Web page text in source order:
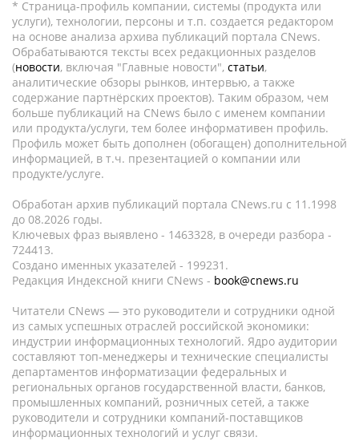
* Страница-профиль компании, системы (продукта или
услуги), технологии, персоны и т.п. создается редактором
на основе анализа архива публикаций портала CNews.
Обрабатываются тексты всех редакционных разделов
(новости, включая "Главные новости", статьи,
аналитические обзоры рынков, интервью, а также
содержание партнёрских проектов). Таким образом, чем
больше публикаций на CNews было с именем компании
или продукта/услуги, тем более информативен профиль.
Профиль может быть дополнен (обогащен) дополнительной
информацией, в т.ч. презентацией о компании или
продукте/услуге.
Обработан архив публикаций портала CNews.ru c 11.1998
до 08.2026 годы.
Ключевых фраз выявлено - 1463328, в очереди разбора -
724413.
Создано именных указателей - 199231.
Редакция Индексной книги CNews - book@cnews.ru
Читатели CNews — это руководители и сотрудники одной
из самых успешных отраслей российской экономики:
индустрии информационных технологий. Ядро аудитории
составляют топ-менеджеры и технические специалисты
департаментов информатизации федеральных и
региональных органов государственной власти, банков,
промышленных компаний, розничных сетей, а также
руководители и сотрудники компаний-поставщиков
информационных технологий и услуг связи.